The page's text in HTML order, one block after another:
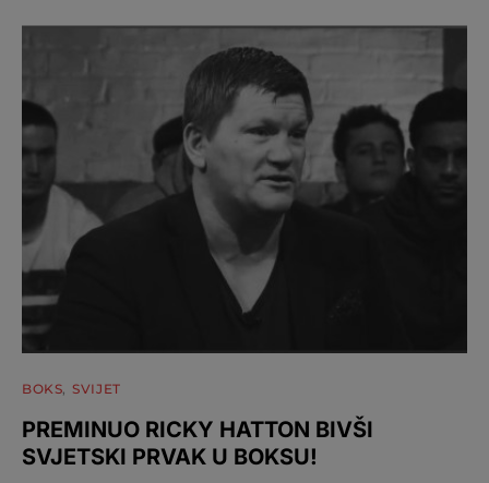
BOKS SVIJET
PREMINUO RICKY HATTON BIVŠI
SVJETSKI PRVAK U BOKSU!